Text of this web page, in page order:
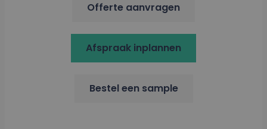
Offerte aanvragen
Afspraak inplannen
Bestel een sample